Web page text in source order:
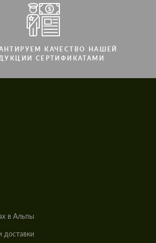
КАЧЕСТВО НАШЕЙ
СЕРТИФИКАТАМИ
в Альпы
доставки